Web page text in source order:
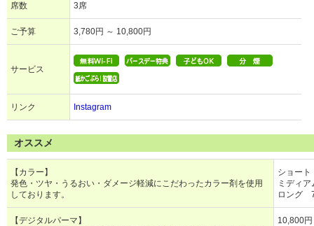
席数 3席
ご予算 3,780円 ～ 10,800円
サービス
リンク Instagram
オススメ
【カラー】
発色・ツヤ・うるおい・ダメージ軽減にこだわったカラー剤を使用
しております。
ショー
ミディ
ロング
【デジタルパーマ】
10,800円